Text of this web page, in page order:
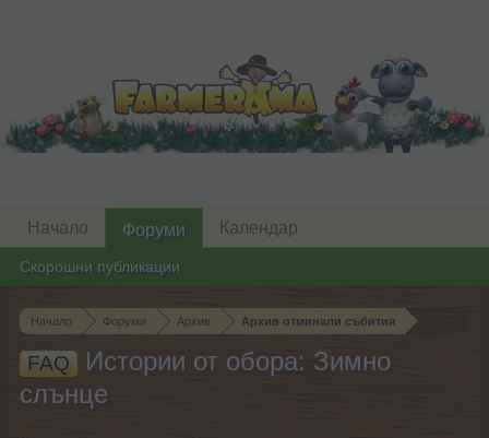
Начало Форуми Архив Архив отминали събития
FAQ
Истории от обора: Зимно
слънце
Начало Форуми
Скорошни публикации
Календар